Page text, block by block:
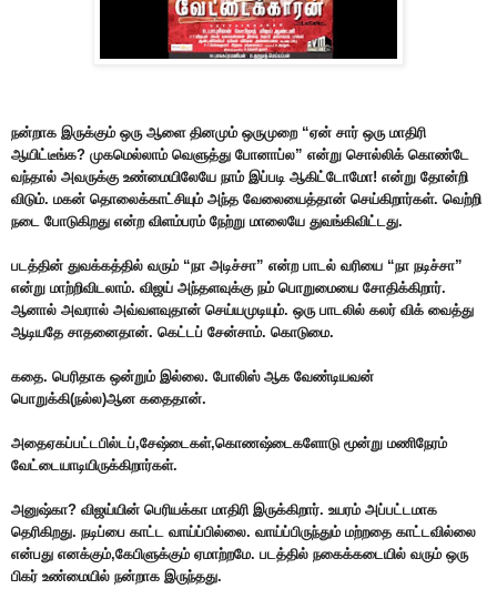
நன்றாக இருக்கும் ஒரு ஆளை தினமும் ஒருமுறை “ஏன் சார் ஒரு மாதிரி
ஆயிட்டீங்க? முகமெல்லாம் வெளுத்து போனாப்ல” என்று சொல்லிக் கொண்டே
வந்தால் அவருக்கு உண்மையிலேயே நாம் இப்படி ஆகிட்டோமோ! என்று தோன்றி
விடும். மகன் தொலைக்காட்சியும் அந்த வேலையைத்தான் செய்கிறார்கள். வெற்றி
நடை போடுகிறது என்ற விளம்பரம் நேற்று மாலையே துவங்கிவிட்டது.
படத்தின் துவக்கத்தில் வரும் “நா அடிச்சா” என்ற பாடல் வரியை “நா நடிச்சா”
என்று மாற்றிவிடலாம். விஜய் அந்தளவுக்கு நம் பொறுமையை சோதிக்கிறார்.
ஆனால் அவரால் அவ்வளவுதான் செய்யமுடியும். ஒரு பாடலில் கலர் விக் வைத்து
ஆடியதே சாதனைதான். கெட்டப் சேன்சாம். கொடுமை.
கதை. பெரிதாக ஒன்றும் இல்லை. போலிஸ் ஆக வேண்டியவன்
பொறுக்கி(நல்ல)ஆன கதைதான்.
அதைஏகப்பட்டபில்டப்,சேஷ்டைகள்,கொணஷ்டைகளோடு மூன்று மணிநேரம்
வேட்டையாடியிருக்கிறார்கள்.
அனுஷ்கா? விஜய்யின் பெரியக்கா மாதிரி இருக்கிறார். உயரம் அப்பட்டமாக
தெரிகிறது. நடிப்பை காட்ட வாய்ப்பில்லை. வாய்ப்பிருந்தும் மற்றதை காட்டவில்லை
என்பது எனக்கும்,கேபிளுக்கும் ஏமாற்றமே. படத்தில் நகைக்கடையில் வரும் ஒரு
பிகர் உண்மையில் நன்றாக இருந்தது.